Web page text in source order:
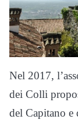
Nel 2017,
dei Colli
del Capitano e